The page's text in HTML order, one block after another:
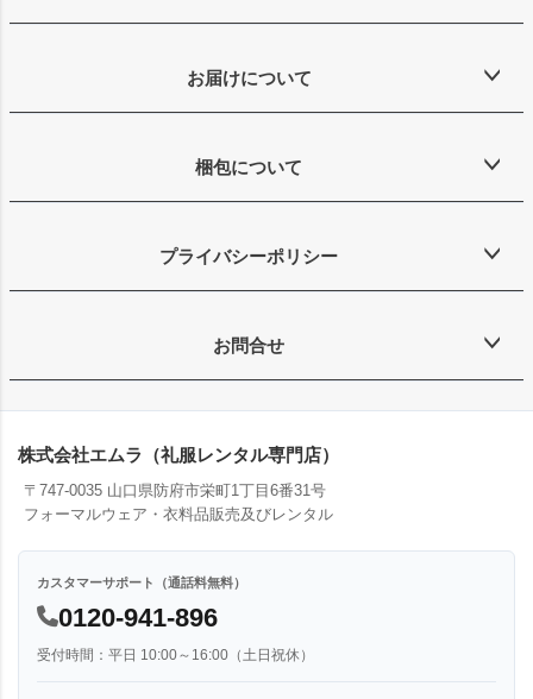
お届けについて
梱包について
プライバシーポリシー
お問合せ
株式会社エムラ（礼服レンタル専門店）
〒747-0035 山口県防府市栄町1丁目6番31号
フォーマルウェア・衣料品販売及びレンタル
カスタマーサポート（通話料無料）
0120-941-896
受付時間：平日 10:00～16:00（土日祝休）